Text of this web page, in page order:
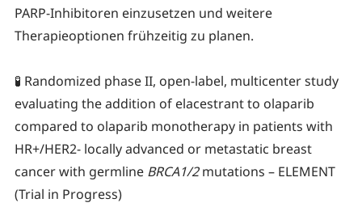
PARP-Inhibitoren einzusetzen und weitere
Therapieoptionen frühzeitig zu planen.
🧪 Randomized phase II, open-label, multicenter study
evaluating the addition of elacestrant to olaparib
compared to olaparib monotherapy in patients with
HR+/HER2- locally advanced or metastatic breast
cancer with germline BRCA1/2mutations – ELEMENT
(Trial in Progress)